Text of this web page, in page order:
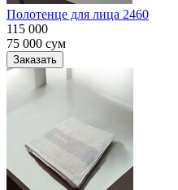
Полотенце для лица 2460
115 000
75 000 сум
Заказать